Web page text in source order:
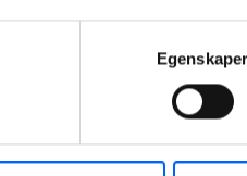
Egenskaper